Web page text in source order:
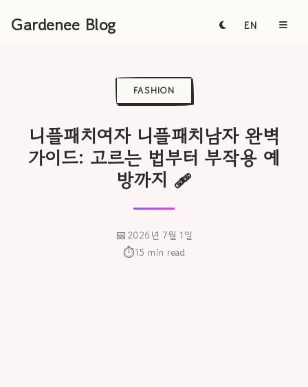
Gardenee Blog EN
FASHION
니플패치여자 니플패치남자 완벽
가이드: 고르는 법부터 부작용 예
방까지 🩹
2026년 7월 1일
15 min read